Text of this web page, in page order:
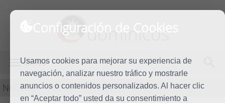
Configuración de Cookies
Usamos cookies para mejorar su experiencia de
navegación, analizar nuestro tráfico y mostrarle
anuncios o contenidos personalizados. Al hacer clic
en “Aceptar todo” usted da su consentimiento a
dominicos
MENÚ
Noticias